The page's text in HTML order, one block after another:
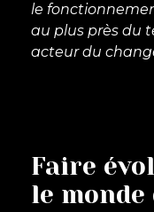
le
au plus près du
acteur du
Faire
le